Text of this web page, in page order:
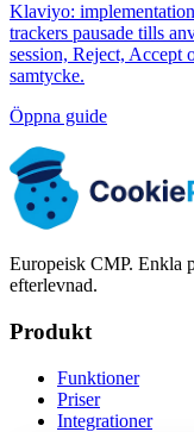
Klaviyo:
trackers pausade tills
session, Reject, Accept
samtycke.
Öppna guide
Europeisk CMP. Enkla
efterlevnad.
Produkt
Funktioner
Priser
Integrationer